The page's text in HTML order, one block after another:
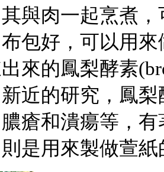
與肉一起烹煮
包好，可以用
來的鳳梨酵素
近的研究，鳳
瘡和潰瘍等，
是用來製做萱